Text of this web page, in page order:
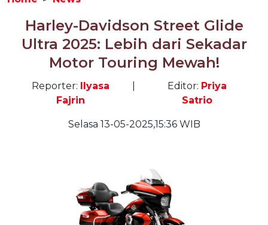
Harley-Davidson Street Glide
Ultra 2025: Lebih dari Sekadar
Motor Touring Mewah!
Reporter: Ilyasa
Fajrin
Editor: Priya
Satrio
Selasa 13-05-2025,15:36 WIB